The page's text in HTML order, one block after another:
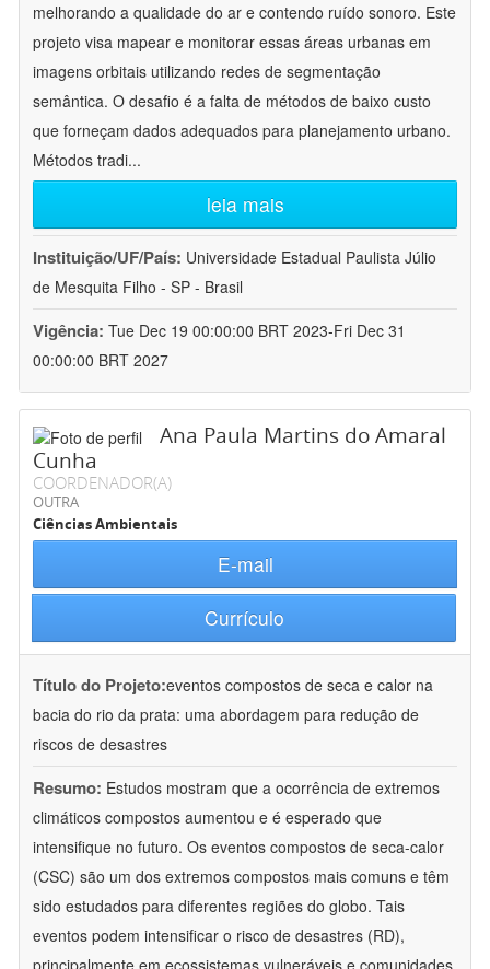
melhorando a qualidade do ar e contendo ruído sonoro. Este
projeto visa mapear e monitorar essas áreas urbanas em
imagens orbitais utilizando redes de segmentação
semântica. O desafio é a falta de métodos de baixo custo
que forneçam dados adequados para planejamento urbano.
Métodos tradi...
leia mais
Instituição/UF/País: Universidade Estadual Paulista Júlio
de Mesquita Filho - SP - Brasil
Vigência: Tue Dec 19 00:00:00 BRT 2023-Fri Dec 31
00:00:00 BRT 2027
Ana Paula Martins do Amaral
Cunha
COORDENADOR(A)
OUTRA
Ciências Ambientais
E-mail
Currículo
Título do Projeto:eventos compostos de seca e calor na
bacia do rio da prata: uma abordagem para redução de
riscos de desastres
Resumo: Estudos mostram que a ocorrência de extremos
climáticos compostos aumentou e é esperado que
intensifique no futuro. Os eventos compostos de seca-calor
(CSC) são um dos extremos compostos mais comuns e têm
sido estudados para diferentes regiões do globo. Tais
eventos podem intensificar o risco de desastres (RD),